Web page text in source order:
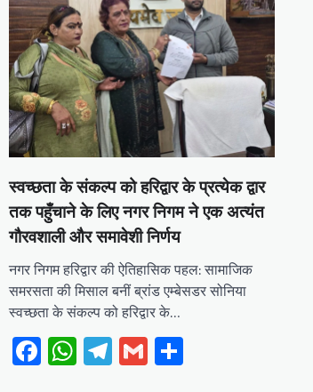
स्वच्छता के संकल्प को हरिद्वार के प्रत्येक द्वार
तक पहुँचाने के लिए नगर निगम ने एक अत्यंत
गौरवशाली और समावेशी निर्णय
नगर निगम हरिद्वार की ऐतिहासिक पहल: सामाजिक
समरसता की मिसाल बनीं ब्रांड एम्बेसडर सोनिया
स्वच्छता के संकल्प को हरिद्वार के…
Facebook
WhatsApp
Telegram
GmailShare